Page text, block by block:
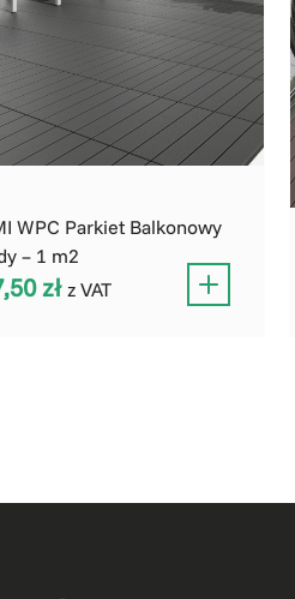
WPC Parkiet Balkonowy
– 1 m2
zł z VAT